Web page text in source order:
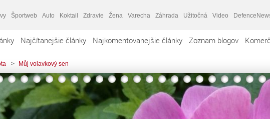
Športweb Auto Koktail Zdravie Žena Varecha Záhrada Užitočná Video
Najčítanejšie články Najkomentovanejšie články Zoznam blogov
> Můj volavkový sen